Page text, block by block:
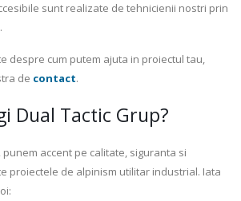
sunt realizate de tehnicienii nostri prin
despre cum putem ajuta in proiectul tau,
de contact.
Dual Tactic Grup?
, punem accent pe calitate, siguranta si
proiectele de alpinism utilitar industrial. Iata